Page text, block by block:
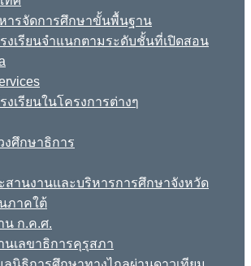
ารจัดการศึกษาขั้นพื้นฐาน
งเรียนจำแนกตามระดับชั้นที่เปิดสอน
งเรียนในโครงการต่างๆ
งศึกษาธิการ
สานงานและบริหารการศึกษาจังหวัด
ภาคใต้
น ก.ค.ศ.
นเลขาธิการคุรุสภา